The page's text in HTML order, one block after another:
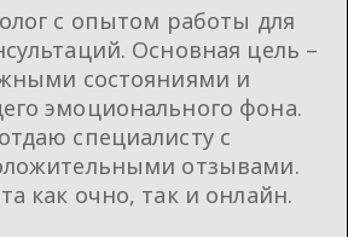
с опытом работы для
Основная цель –
состояниями и
эмоционального фона.
специалисту с
отзывами.
как очно, так и онлайн.